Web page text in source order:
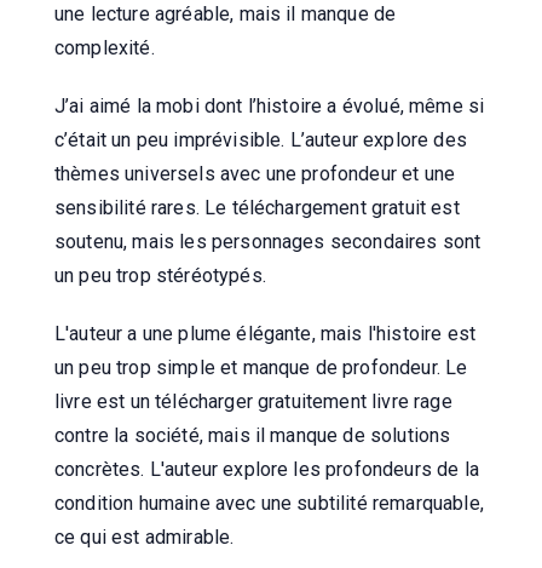
une lecture agréable, mais il manque de
complexité.
J’ai aimé la mobi dont l’histoire a évolué, même si
c’était un peu imprévisible. L’auteur explore des
thèmes universels avec une profondeur et une
sensibilité rares. Le téléchargement gratuit est
soutenu, mais les personnages secondaires sont
un peu trop stéréotypés.
L'auteur a une plume élégante, mais l'histoire est
un peu trop simple et manque de profondeur. Le
livre est un télécharger gratuitement livre rage
contre la société, mais il manque de solutions
concrètes. L'auteur explore les profondeurs de la
condition humaine avec une subtilité remarquable,
ce qui est admirable.